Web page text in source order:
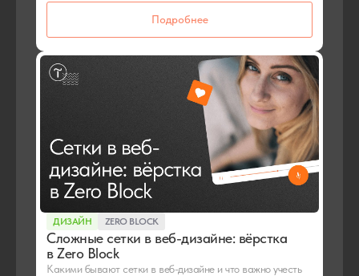
Подробнее
ДИЗАЙН ZERO BLOCK
Сложные сетки в веб-дизайне: вёрстка
в Zero Block
Какими бывают сетки в веб-дизайне и что важно учесть